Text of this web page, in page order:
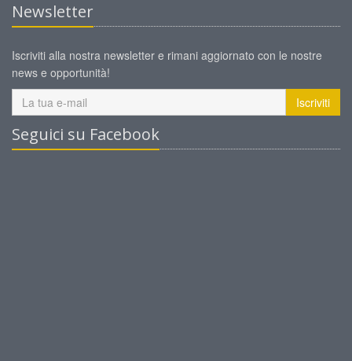
Newsletter
Iscriviti alla nostra newsletter e rimani aggiornato con le nostre
news e opportunità!
Iscriviti
Seguici su Facebook